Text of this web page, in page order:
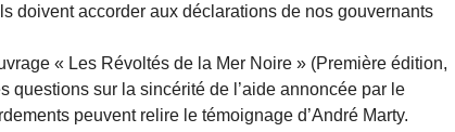
doivent accorder aux déclarations de nos gouvernants
« Les Révoltés de la Mer Noire » (Première édition,
questions sur la sincérité de l’aide annoncée par le
peuvent relire le témoignage d’André Marty.